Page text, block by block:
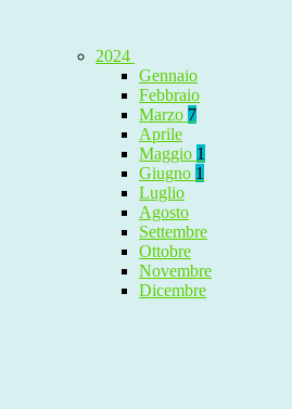
2024
Gennaio
Febbraio
Marzo 7
Aprile
Maggio 1
Giugno 1
Luglio
Agosto
Settembre
Ottobre
Novembre
Dicembre